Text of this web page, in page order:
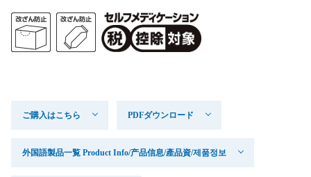
ご購入はこちら PDFダウンロード
外国語製品一覧 Product Info/产品信息/產品資/제품정보